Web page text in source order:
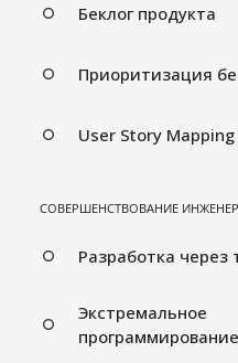
Беклог продукта
Приоритизация
User Story Mapping
СОВЕРШЕНСТВОВАНИЕ
Разработка через
Экстремальное
программирование